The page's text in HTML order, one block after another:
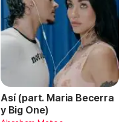
Así (part. Maria Becerra
y Big One)